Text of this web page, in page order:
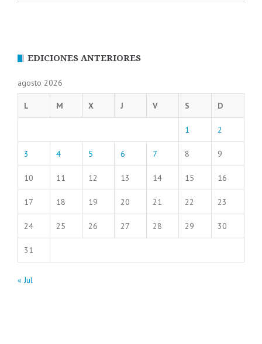
EDICIONES ANTERIORES
agosto 2026
L M X J V S D
1 2
3 4 5 6 7 8 9
10 11 12 13 14 15 16
17 18 19 20 21 22 23
24 25 26 27 28 29 30
31
« Jul